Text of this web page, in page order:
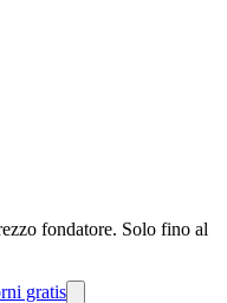
fondatore. Solo fino al
gratis